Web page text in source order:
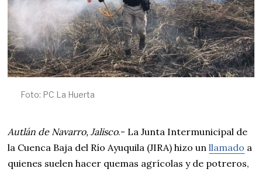
Foto: PC La Huerta
Autlán de Navarro, Jalisco.- La Junta Intermunicipal de
la Cuenca Baja del Río Ayuquila (JIRA) hizo unllamado a
quienes suelen hacer quemas agrícolas y de potreros,